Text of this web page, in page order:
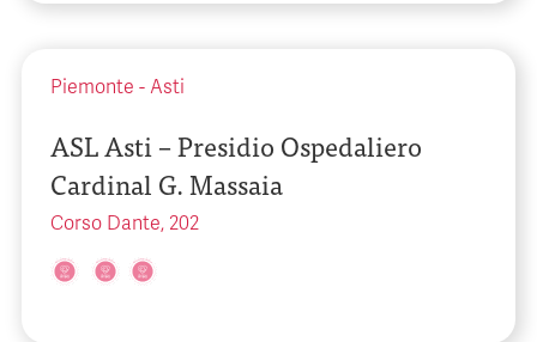
Piemonte - Asti
ASL Asti – Presidio Ospedaliero
Cardinal G. Massaia
Corso Dante, 202